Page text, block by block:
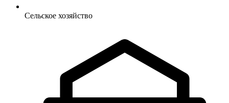
Сельское хозяйство